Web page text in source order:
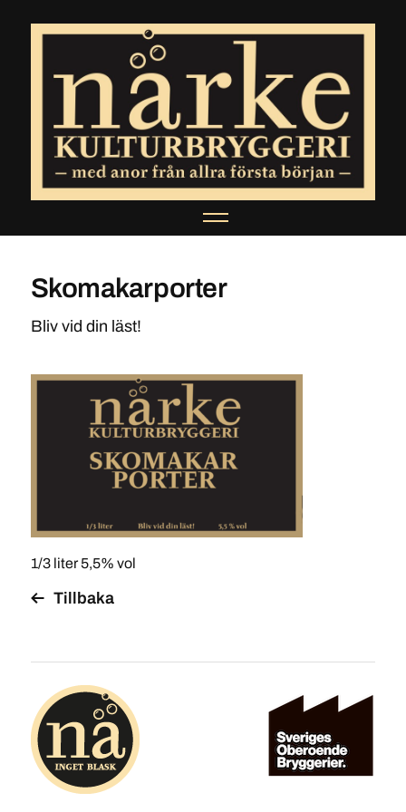
Skomakarporter
Bliv vid din läst!
1/3 liter 5,5% vol
Tillbaka